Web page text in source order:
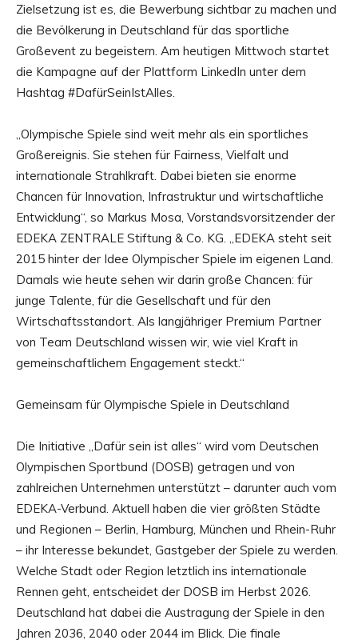
Zielsetzung ist es, die Bewerbung sichtbar zu machen und
die Bevölkerung in Deutschland für das sportliche
Großevent zu begeistern. Am heutigen Mittwoch startet
die Kampagne auf der Plattform LinkedIn unter dem
Hashtag #DafürSeinIstAlles.
„Olympische Spiele sind weit mehr als ein sportliches
Großereignis. Sie stehen für Fairness, Vielfalt und
internationale Strahlkraft. Dabei bieten sie enorme
Chancen für Innovation, Infrastruktur und wirtschaftliche
Entwicklung“, so Markus Mosa, Vorstandsvorsitzender der
EDEKA ZENTRALE Stiftung & Co. KG. „EDEKA steht seit
2015 hinter der Idee Olympischer Spiele im eigenen Land.
Damals wie heute sehen wir darin große Chancen: für
junge Talente, für die Gesellschaft und für den
Wirtschaftsstandort. Als langjähriger Premium Partner
von Team Deutschland wissen wir, wie viel Kraft in
gemeinschaftlichem Engagement steckt.“
Gemeinsam für Olympische Spiele in Deutschland
Die Initiative „Dafür sein ist alles“ wird vom Deutschen
Olympischen Sportbund (DOSB) getragen und von
zahlreichen Unternehmen unterstützt – darunter auch vom
EDEKA-Verbund. Aktuell haben die vier größten Städte
und Regionen – Berlin, Hamburg, München und Rhein-Ruhr
– ihr Interesse bekundet, Gastgeber der Spiele zu werden.
Welche Stadt oder Region letztlich ins internationale
Rennen geht, entscheidet der DOSB im Herbst 2026.
Deutschland hat dabei die Austragung der Spiele in den
Jahren 2036, 2040 oder 2044 im Blick. Die finale